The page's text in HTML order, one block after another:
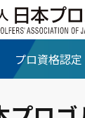
プロ資格認定
】地